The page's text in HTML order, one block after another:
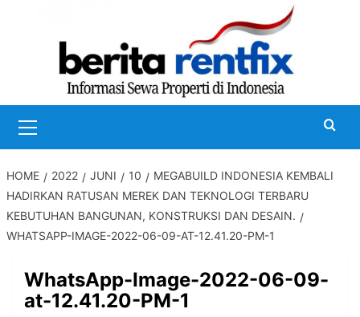
Menu
HOME 2022 JUNI 10
MEGABUILD INDONESIA KEMBALI
HADIRKAN RATUSAN MEREK DAN TEKNOLOGI TERBARU
KEBUTUHAN BANGUNAN, KONSTRUKSI DAN DESAIN.
WHATSAPP-IMAGE-2022-06-09-AT-12.41.20-PM-1
WhatsApp-Image-2022-06-09-
at-12.41.20-PM-1